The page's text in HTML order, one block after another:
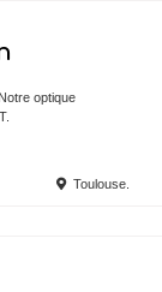
optique
Toulouse.